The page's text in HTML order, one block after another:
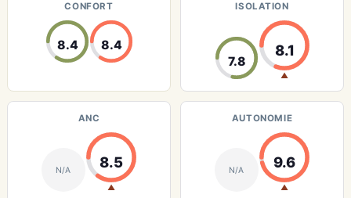
CONFORT
8.4 8.4
ISOLATION
7.8
8.1
▲
ANC
N/A 8.5
▲
AUTONOMIE
N/A 9.6
▲